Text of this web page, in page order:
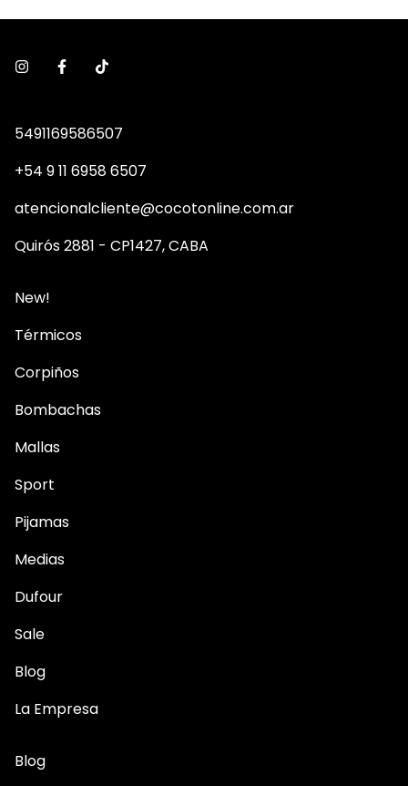
5491169586507
+54 9 11 6958 6507
atencionalcliente@cocotonline.com.ar
Quirós 2881 - CP1427, CABA
New!
Térmicos
Corpiños
Bombachas
Mallas
Sport
Pijamas
Medias
Dufour
Sale
Blog
La Empresa
Blog